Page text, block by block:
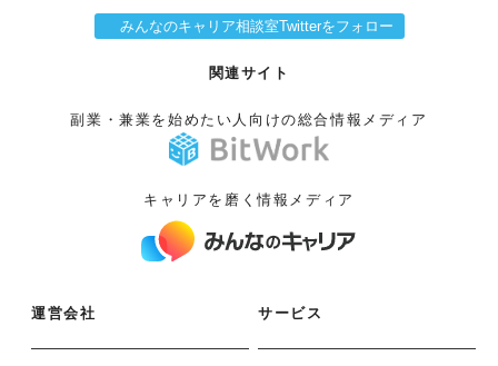
みんなのキャリア相談室Twitterをフォロー
関連サイト
副業・兼業を始めたい人向けの総合情報メディア
キャリアを磨く情報メディア
運営会社 サービス